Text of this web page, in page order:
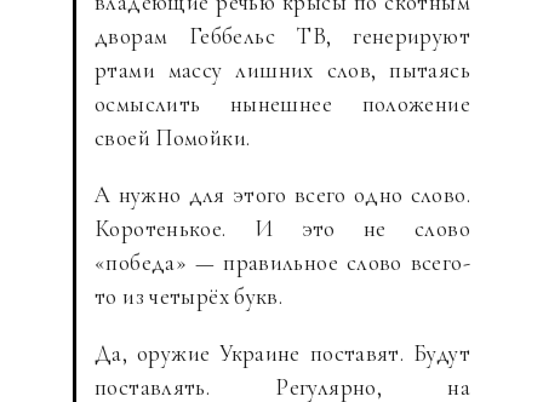
дворам Геббельс ТВ, генерируют
ртами массу лишних слов, пытаясь
осмыслить нынешнее положение
своей Помойки.
А нужно для этого всего одно слово.
Коротенькое. И это не слово
«победа» — правильное слово всего-
то из четырёх букв.
Да, оружие Украине поставят. Будут
поставлять. Регулярно, на